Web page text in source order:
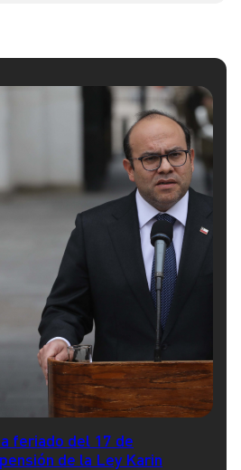
feriado del 17 de
de la Ley Karin